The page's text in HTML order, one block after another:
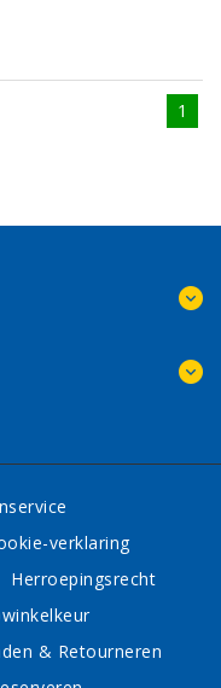
1
verklaring
Herroepingsrecht
& Retourneren